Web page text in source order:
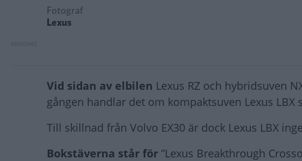
Fotograf
Lexus
Vid sidan av elbilen Lexus RZ och hybridsuven
gången handlar det om kompaktsuven Lexus
Till skillnad från Volvo EX30 är dock Lexus LBX
Bokstäverna står för ”Lexus Breakthrough